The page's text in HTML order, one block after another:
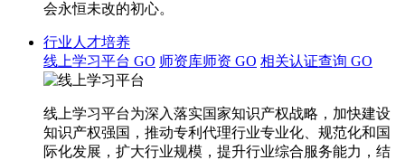
会永恒未改的初心。
行业人才培养
线上学习平台 GO 师资库师资 GO 相关认证查询 GO
线上学习平台为深入落实国家知识产权战略，加快建设
知识产权强国，推动专利代理行业专业化、规范化和国
际化发展，扩大行业规模，提升行业综合服务能力，结